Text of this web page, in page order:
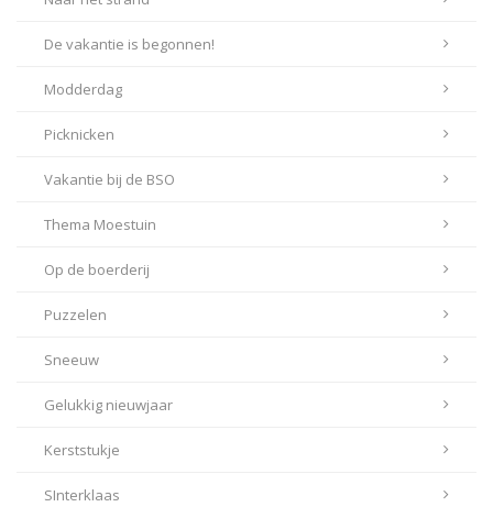
De vakantie is begonnen!
Modderdag
Picknicken
Vakantie bij de BSO
Thema Moestuin
Op de boerderij
Puzzelen
Sneeuw
Gelukkig nieuwjaar
Kerststukje
SInterklaas